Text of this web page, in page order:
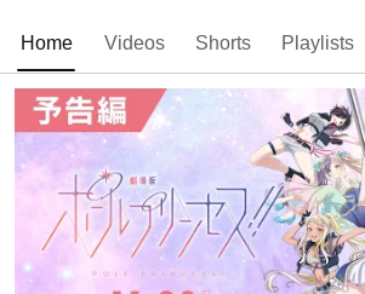
Home Videos Shorts Playlists